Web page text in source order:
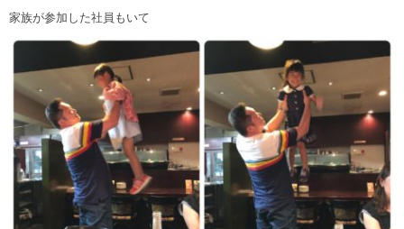
家族が参加した社員もいて